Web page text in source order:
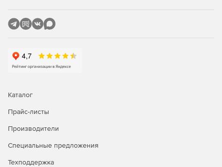
Каталог
Прайс-листы
Производители
Специальные предложения
Техподдержка